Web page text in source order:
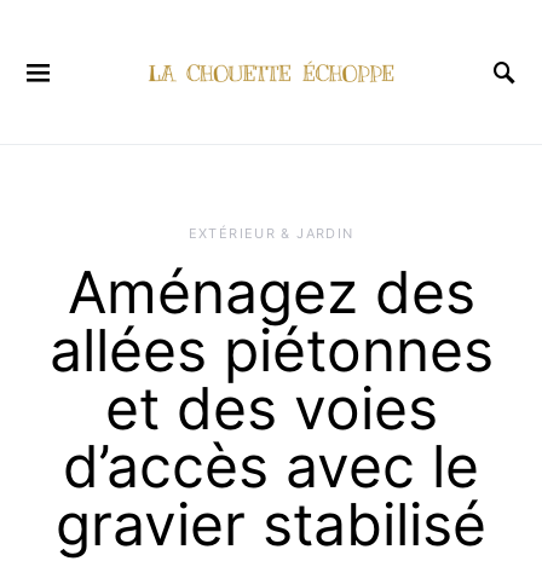
EXTÉRIEUR & JARDIN
Aménagez des
allées piétonnes
et des voies
d’accès avec le
gravier stabilisé